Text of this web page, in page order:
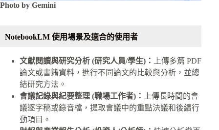
Photo by Gemini
NotebookLM 使用場景及適合的使用者
文獻閱讀與研究分析 (研究人員/學生)：
上傳多篇 PDF
論文或書籍資料，進行不同論文的比較與分析，並總
結研究方法。
會議記錄與紀要整理 (職場工作者)：
上傳長時間的會
議逐字稿或錄音檔，提取會議中的重點決議和後續行
動項目。